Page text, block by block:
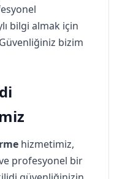
bilgi almak için
bizim
hizmetimiz,
profesyonel bir